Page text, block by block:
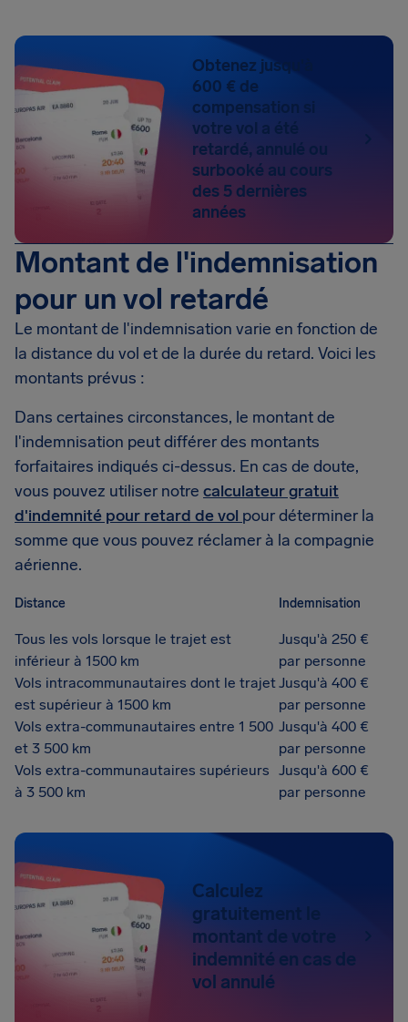
Obtenez jusqu'à
600 € de
compensation si
votre vol a été
retardé, annulé ou
surbooké au cours
des 5 dernières
années
Montant de l'indemnisation
pour un vol retardé
Le montant de l'indemnisation varie en fonction de
la distance du vol et de la durée du retard. Voici les
montants prévus :
Dans certaines circonstances, le montant de
l'indemnisation peut différer des montants
forfaitaires indiqués ci-dessus. En cas de doute,
vous pouvez utiliser notre calculateur gratuit
d'indemnité pour retard de vol pour déterminer la
somme que vous pouvez réclamer à la compagnie
aérienne.
Distance Indemnisation
Tous les vols lorsque le trajet est
inférieur à 1500 km
Jusqu'à 250 €
par personne
Vols intracommunautaires dont le trajet
est supérieur à 1500 km
Jusqu'à 400 €
par personne
Vols extra-communautaires entre 1 500
et 3 500 km
Jusqu'à 400 €
par personne
Vols extra-communautaires supérieurs
à 3 500 km
Jusqu'à 600 €
par personne
Calculez
gratuitement le
montant de votre
indemnité en cas de
vol annulé